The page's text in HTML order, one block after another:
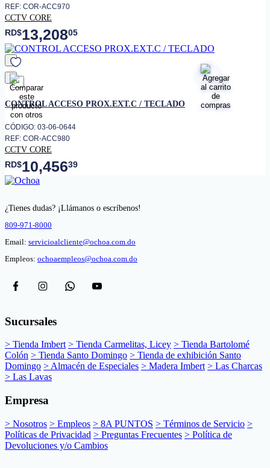
REF: COR-ACC970
CCTV CORE
RD$13,20805
favorito
CONTROL ACCESO PROX.EXT.C / TECLADO
CÓDIGO: 03-06-0644
REF: COR-ACC980
CCTV CORE
RD$10,45639
¿Tienes dudas? ¡Llámanos o escríbenos!
809-971-8000
Email: servicioalcliente@ochoa.com.do
Empleos: ochoaempleos@ochoa.com.do
Sucursales
> Tienda Imbert > Tienda Carmelitas, Licey > Tienda Bartolomé
Colón > Tienda Santo Domingo > Tienda de exhibición Santo
Domingo > Almacén de Especiales > Madera Imbert > Las Charcas
> Las Lavas
Empresa
> Nosotros > Empleos > 8A PUNTOS > Términos de Servicio >
Políticas de Privacidad > Preguntas Frecuentes > Política de
Devoluciones y/o Cambios